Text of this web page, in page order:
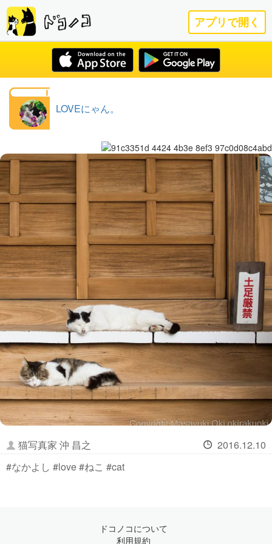
アプリで開く
LOVEにゃん。
猫写真家 沖 昌之
2016.12.10
#なかよし #love #ねこ #cat
ドコノコについて
利用規約